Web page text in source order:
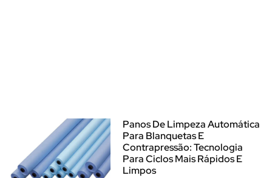
Panos De Limpeza Automática
Para Blanquetas E
Contrapressão: Tecnologia
Para Ciclos Mais Rápidos E
Limpos